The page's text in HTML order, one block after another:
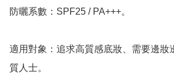
防曬系數：SPF25 / PA+++。
適用對象：追求高質感底妝、需要邊妝
質人士。